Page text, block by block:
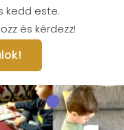
kedd este.
és kérdezz!